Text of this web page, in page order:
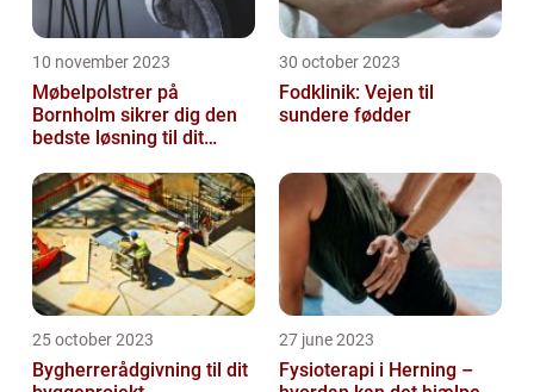
10 november 2023
Møbelpolstrer på
Bornholm sikrer dig den
bedste løsning til dit
30 october 2023
Fodklinik: Vejen til
sundere fødder
25 october 2023
Bygherrerådgivning til dit
27 june 2023
Fysioterapi i Herning –